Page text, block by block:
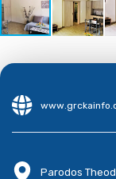
Parodos